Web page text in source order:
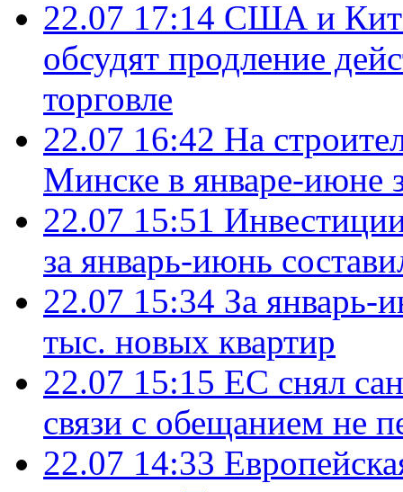
22.07 17:14 США и
обсудят продление
торговле
22.07 16:42 На
Минске в январе-июне
22.07 15:51
за январь-июнь
22.07 15:34 За январь-
тыс. новых квартир
22.07 15:15 ЕС снял
связи с обещанием не
22.07 14:33